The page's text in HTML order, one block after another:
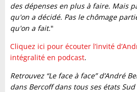
des dépenses en plus à faire. Mais
qu'on a décidé. Pas le chômage
qu'on a fait."
Cliquez ici pour écouter l’invité
intégralité en podcast.
Retrouvez “Le face à face” d’André
dans Bercoff dans tous ses états Sud